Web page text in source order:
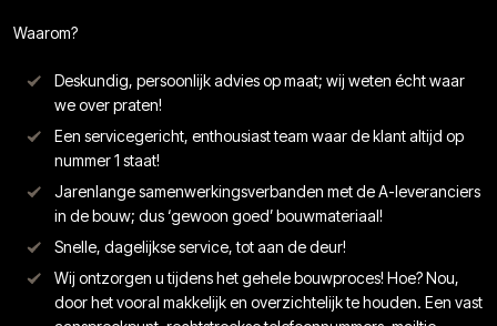
Waarom?
Deskundig, persoonlijk advies op maat; wij weten écht waar
we over praten!
Een servicegericht, enthousiast team waar de klant altijd op
nummer 1 staat!
Jarenlange samenwerkingsverbanden met de A-leveranciers
in de bouw; dus ‘gewoon goed’ bouwmateriaal!
Snelle, dagelijkse service, tot aan de deur!
Wij ontzorgen u tijdens het gehele bouwproces! Hoe? Nou,
door het vooral makkelijk en overzichtelijk te houden. Een vast